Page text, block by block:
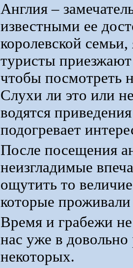
Англия –
известными ее
королевской
туристы
чтобы посмотреть
Слухи ли это или
водятся
подогревает
После посещения
неизгладимые
ощутить то
которые
Время и грабежи
нас уже в
некоторых.